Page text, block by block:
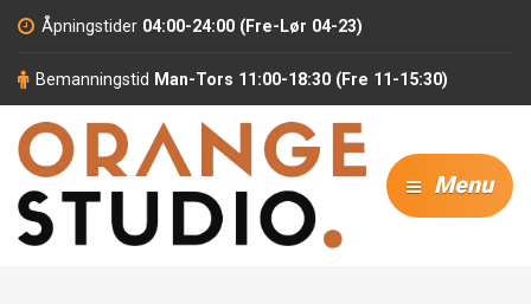
Åpningstider 04:00-24:00 (Fre-Lør 04-23)
Bemanningstid Man-Tors 11:00-18:30 (Fre 11-15:30)
Menu